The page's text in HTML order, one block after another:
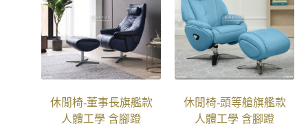
休閒椅-董事長旗艦款
人體工學 含腳蹬
休閒椅-頭等艙旗艦款
人體工學 含腳蹬